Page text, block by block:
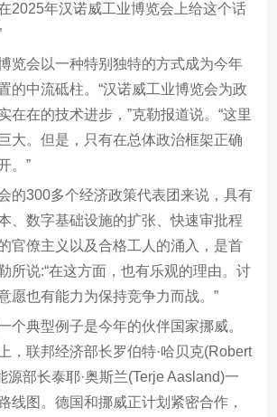
2025年汉诺威工业博览会上给这个话
览会以一种特别独特的方式成为今年
的中流砥柱。“汉诺威工业博览会为政
在在的技术进步，”克勒报道说。“这里
大。但是，只有在总体政治框架正确
。”
的300多个经济政策代表团来说，具有
、数字基础设施的扩张、快速审批程
官僚主义以及合格工人的涌入，是首
所说:“在这方面，也有乐观的理由。讨
愿也有能力为保持竞争力而战。”
个典型例子是今年的伙伴国家挪威。
，联邦经济部长罗伯特·哈贝克(Robert
源部长泰耶·奥斯兰(Terje Aasland)一
线图。德国和挪威正计划紧密合作，